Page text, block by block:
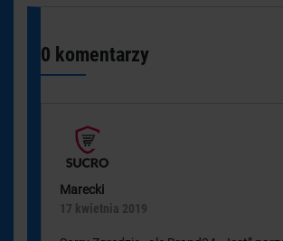
0 komentarzy
Marecki
17 kwietnia 2019